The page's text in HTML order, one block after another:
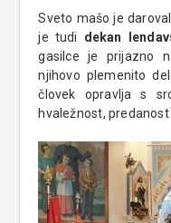
Sveto mašo je daroval
je tudi dekan
gasilce je prijazno
njihovo plemenito
človek opravlja s
hvaležnost,